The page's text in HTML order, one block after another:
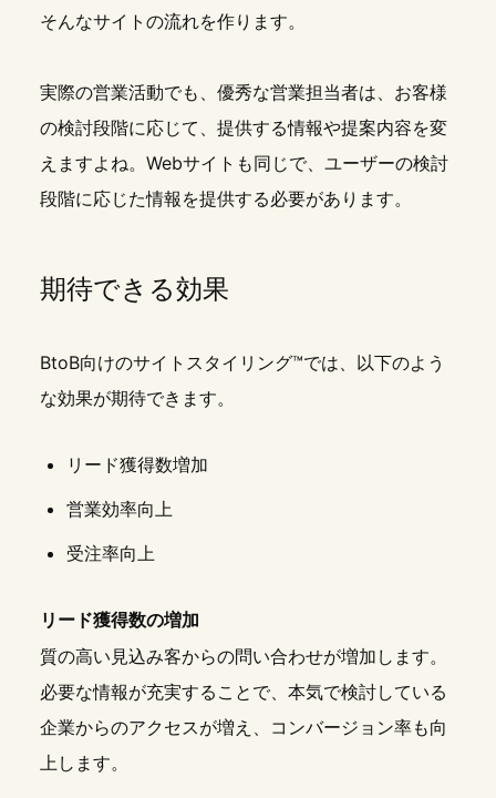
そんなサイトの流れを作ります。
実際の営業活動でも、優秀な営業担当者は、お客様
の検討段階に応じて、提供する情報や提案内容を変
えますよね。Webサイトも同じで、ユーザーの検討
段階に応じた情報を提供する必要があります。
期待できる効果
BtoB向けのサイトスタイリング™では、以下のよう
な効果が期待できます。
リード獲得数増加
営業効率向上
受注率向上
リード獲得数の増加
質の高い見込み客からの問い合わせが増加します。
必要な情報が充実することで、本気で検討している
企業からのアクセスが増え、コンバージョン率も向
上します。